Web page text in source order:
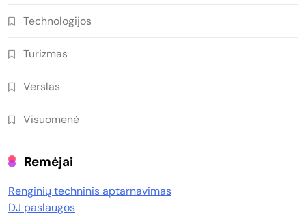
Technologijos
Turizmas
Verslas
Visuomenė
Remėjai
Renginių techninis aptarnavimas
DJ paslaugos